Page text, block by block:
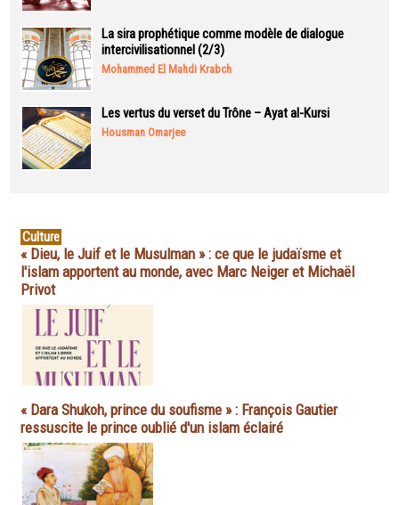
La sira prophétique comme modèle de dialogue
intercivilisationnel (2/3)
Mohammed El Mahdi Krabch
Les vertus du verset du Trône – Ayat al-Kursi
Housman Omarjee
Culture
« Dieu, le Juif et le Musulman » : ce que le judaïsme et
l'islam apportent au monde, avec Marc Neiger et Michaël
Privot
« Dara Shukoh, prince du soufisme » : François Gautier
ressuscite le prince oublié d'un islam éclairé